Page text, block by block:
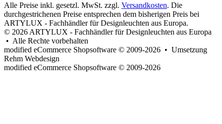
Alle Preise inkl. gesetzl. MwSt. zzgl. Versandkosten. Die
durchgestrichenen Preise entsprechen dem bisherigen Preis bei
ARTYLUX - Fachhändler für Designleuchten aus Europa.
© 2026 ARTYLUX - Fachhändler für Designleuchten aus Europa
• Alle Rechte vorbehalten
modified eCommerce Shopsoftware © 2009-2026 • Umsetzung
Rehm Webdesign
modified eCommerce Shopsoftware © 2009-2026